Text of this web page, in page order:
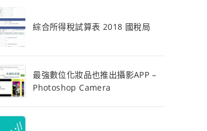
綜合所得稅試算表 2018 國稅局
最強數位化妝品也推出攝影APP –
Photoshop Camera